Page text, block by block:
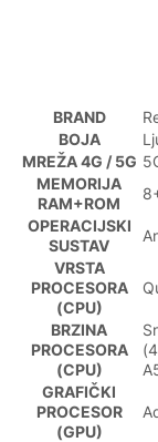
BRAND
BOJA
MREŽA 4G / 5G
MEMORIJA
RAM+ROM
OPERACIJSKI
SUSTAV
VRSTA
PROCESORA
(CPU)
BRZINA
PROCESORA
(CPU)
GRAFIČKI
PROCESOR
(GPU)